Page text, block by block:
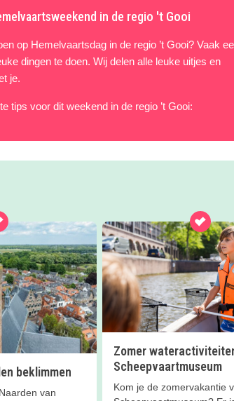
in de regio 't Gooi
op Hemelvaartsdag in de regio ’t Gooi? Vaak
dingen te doen. Wij delen alle leuke uitjes en
je.
tips voor dit weekend in de regio ’t Gooi:
beklimmen
van
Zomer
Scheepvaartmuseum
Kom je de zomervakantie